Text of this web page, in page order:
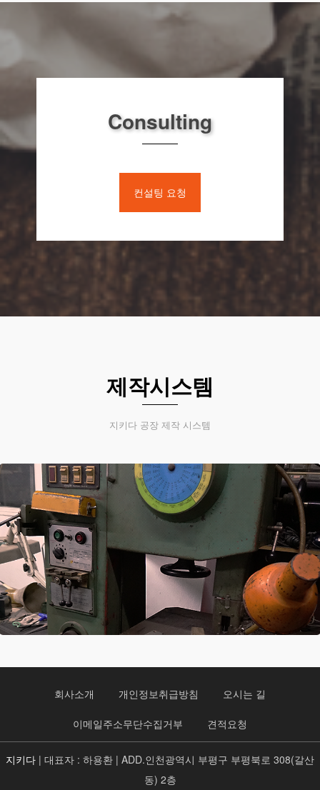
Consulting
컨설팅 요청
제작시스템
지키다 공장 제작 시스템
회사소개 개인정보취급방침 오시는 길
이메일주소무단수집거부 견적요청
지키다 | 대표자 : 하용환 | ADD.인천광역시 부평구 부평북로 308(갈산
동) 2층